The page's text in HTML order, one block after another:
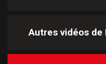
Autres vidéos de